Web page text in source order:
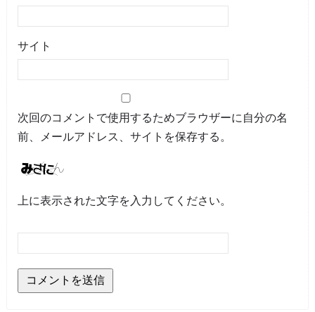
サイト
次回のコメントで使用するためブラウザーに自分の名
前、メールアドレス、サイトを保存する。
上に表示された文字を入力してください。